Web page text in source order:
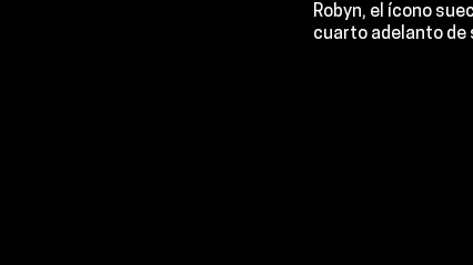
Robyn, el ícono
cuarto adelanto de